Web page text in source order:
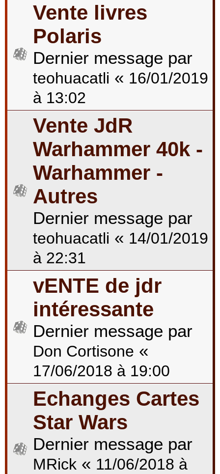
Vente livres
Polaris
Dernier message par
teohuacatli « 16/01/2019
à 13:02
Vente JdR
Warhammer 40k -
Warhammer -
Autres
Dernier message par
teohuacatli « 14/01/2019
à 22:31
vENTE de jdr
intéressante
Dernier message par
Don Cortisone «
17/06/2018 à 19:00
Echanges Cartes
Star Wars
Dernier message par
MRick « 11/06/2018 à